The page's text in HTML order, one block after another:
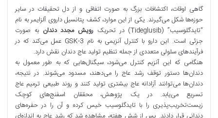
گاهی اوقات، اکتشافات بزرگ به صورت اتفاقی و از دل تحقیقات در سایر
حوزه‌ها شکل می‌گیرند. یکی از این موارد، کشف پتانسیل داروی آلزایمر به نام
“تایدگلوسیب” (Tideglusib) در تحریک
رویش مجدد دندان به صورت
جزئی است. این دارو با کنترل آنزیمی به نام GSK-3 عمل می‌کند که در
فرآیندهای سلولی متعددی از جمله تنظیم تولید عاج دندان نقش دارد.
هنگامی که این آنزیم کنترل می‌شود، سیگنال‌هایی که به طور معمول به
دندان‌ها دستور توقف رشد عاج را می‌دهند، مسدود می‌شوند. در نتیجه،
دندان‌ها می‌توانند آزادانه عاج بیشتری تولید کنند و روند طبیعی ترمیم عاج
تسریع می‌یابد. در یک پژوهش، محققان اسفنج‌های کوچک
زیست‌تخریب‌پذیری را با تایدگلوسیب خیس کرده و آن را در حفره‌های
دندانی قرار دادند. پس از شش هفته، مشاهده شد که رشد عاج به اندازه‌ای